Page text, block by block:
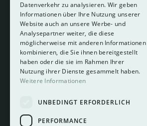
About
Hotelberatung
Mediadaten
Instagram
LinkedIn
Datenverkehr zu analysieren. Wir geben
Informationen über Ihre Nutzung unserer
Website auch an unsere Werbe- und
Analysepartner weiter, die diese
möglicherweise mit anderen Informationen
kombinieren, die Sie ihnen bereitgestellt
haben oder die sie im Rahmen Ihrer
Nutzung ihrer Dienste gesammelt haben.
Weitere Informationen
UNBEDINGT ERFORDERLICH
PERFORMANCE